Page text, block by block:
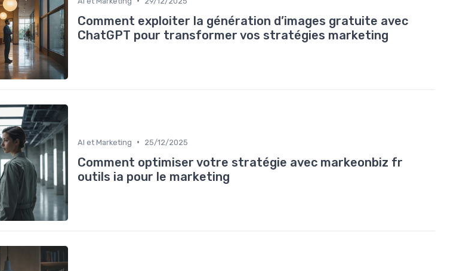
Comment exploiter la génération d’images gratuite avec
ChatGPT pour transformer vos stratégies marketing
AI et Marketing • 25/12/2025
Comment optimiser votre stratégie avec markeonbiz fr
outils ia pour le marketing